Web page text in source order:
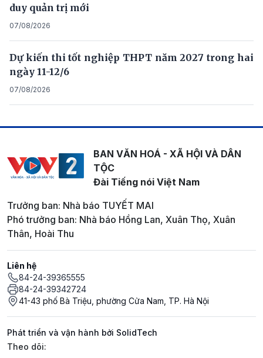
duy quản trị mới
07/08/2026
Dự kiến thi tốt nghiệp THPT năm 2027 trong hai
ngày 11-12/6
07/08/2026
BAN VĂN HOÁ - XÃ HỘI VÀ DÂN
TỘC
Đài Tiếng nói Việt Nam
Trưởng ban: Nhà báo TUYẾT MAI
Phó trưởng ban: Nhà báo Hồng Lan, Xuân Thọ, Xuân
Thân, Hoài Thu
Liên hệ
84-24-39365555
84-24-39342724
41-43 phố Bà Triệu, phường Cửa Nam, TP. Hà Nội
Phát triển và vận hành bởi SolidTech
Mạng xã hội
Theo dõi: